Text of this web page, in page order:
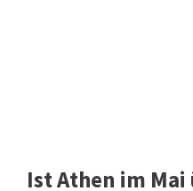
Ist Athen im